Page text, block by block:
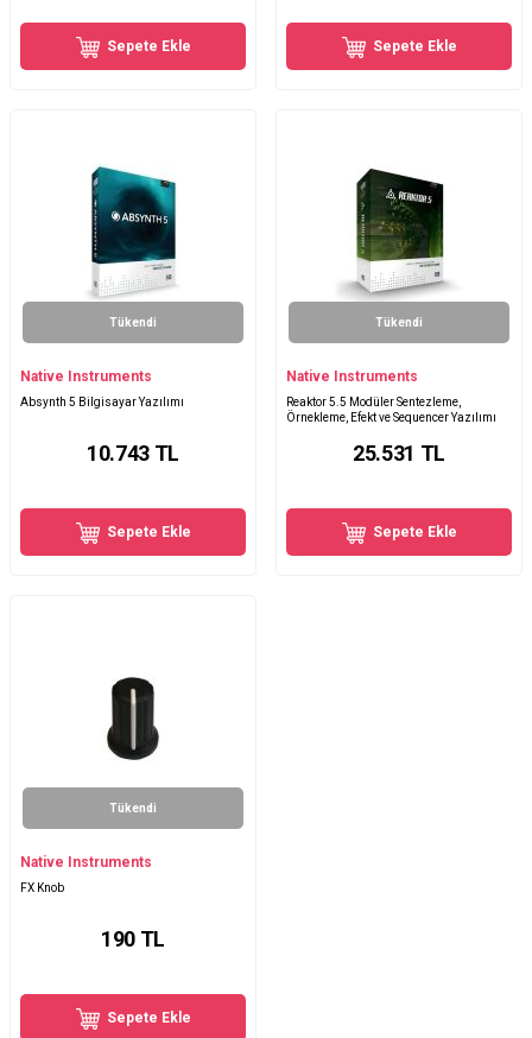
Sepete Ekle Sepete Ekle
Tükendi
Native Instruments
Absynth 5 Bilgisayar Yazılımı
10.743TL
Sepete Ekle
Tükendi
Native Instruments
Reaktor 5.5 Modüler Sentezleme,
Örnekleme, Efekt ve Sequencer Yazılımı
25.531 TL
Sepete Ekle
Tükendi
Native Instruments
FX Knob
190 TL
Sepete Ekle